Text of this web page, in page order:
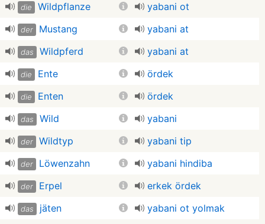
die Wildpflanze yabani ot
der Mustang yabani at
das Wildpferd yabani at
die Ente ördek
die Enten ördek
das Wild yabani
der Wildtyp yabani tip
der Löwenzahn yabani hindiba
der Erpel erkek ördek
das jäten yabani ot yolmak